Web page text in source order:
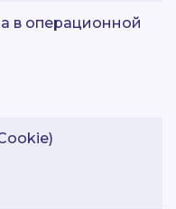
в операционной